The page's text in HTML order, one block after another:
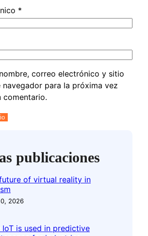
*
correo electrónico y sitio
navegador para la próxima vez
comentario.
publicaciones
of virtual reality in
2026
IoT is used in predictive